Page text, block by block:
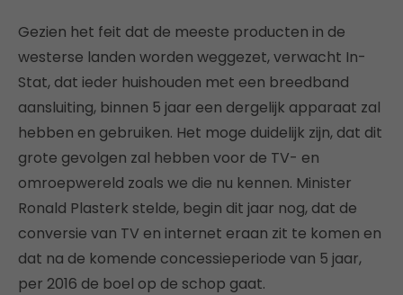
Gezien het feit dat de meeste producten in de
westerse landen worden weggezet, verwacht In-
Stat, dat ieder huishouden met een breedband
aansluiting, binnen 5 jaar een dergelijk apparaat zal
hebben en gebruiken. Het moge duidelijk zijn, dat dit
grote gevolgen zal hebben voor de TV- en
omroepwereld zoals we die nu kennen. Minister
Ronald Plasterk stelde, begin dit jaar nog, dat de
conversie van TV en internet eraan zit te komen en
dat na de komende concessieperiode van 5 jaar,
per 2016 de boel op de schop gaat.